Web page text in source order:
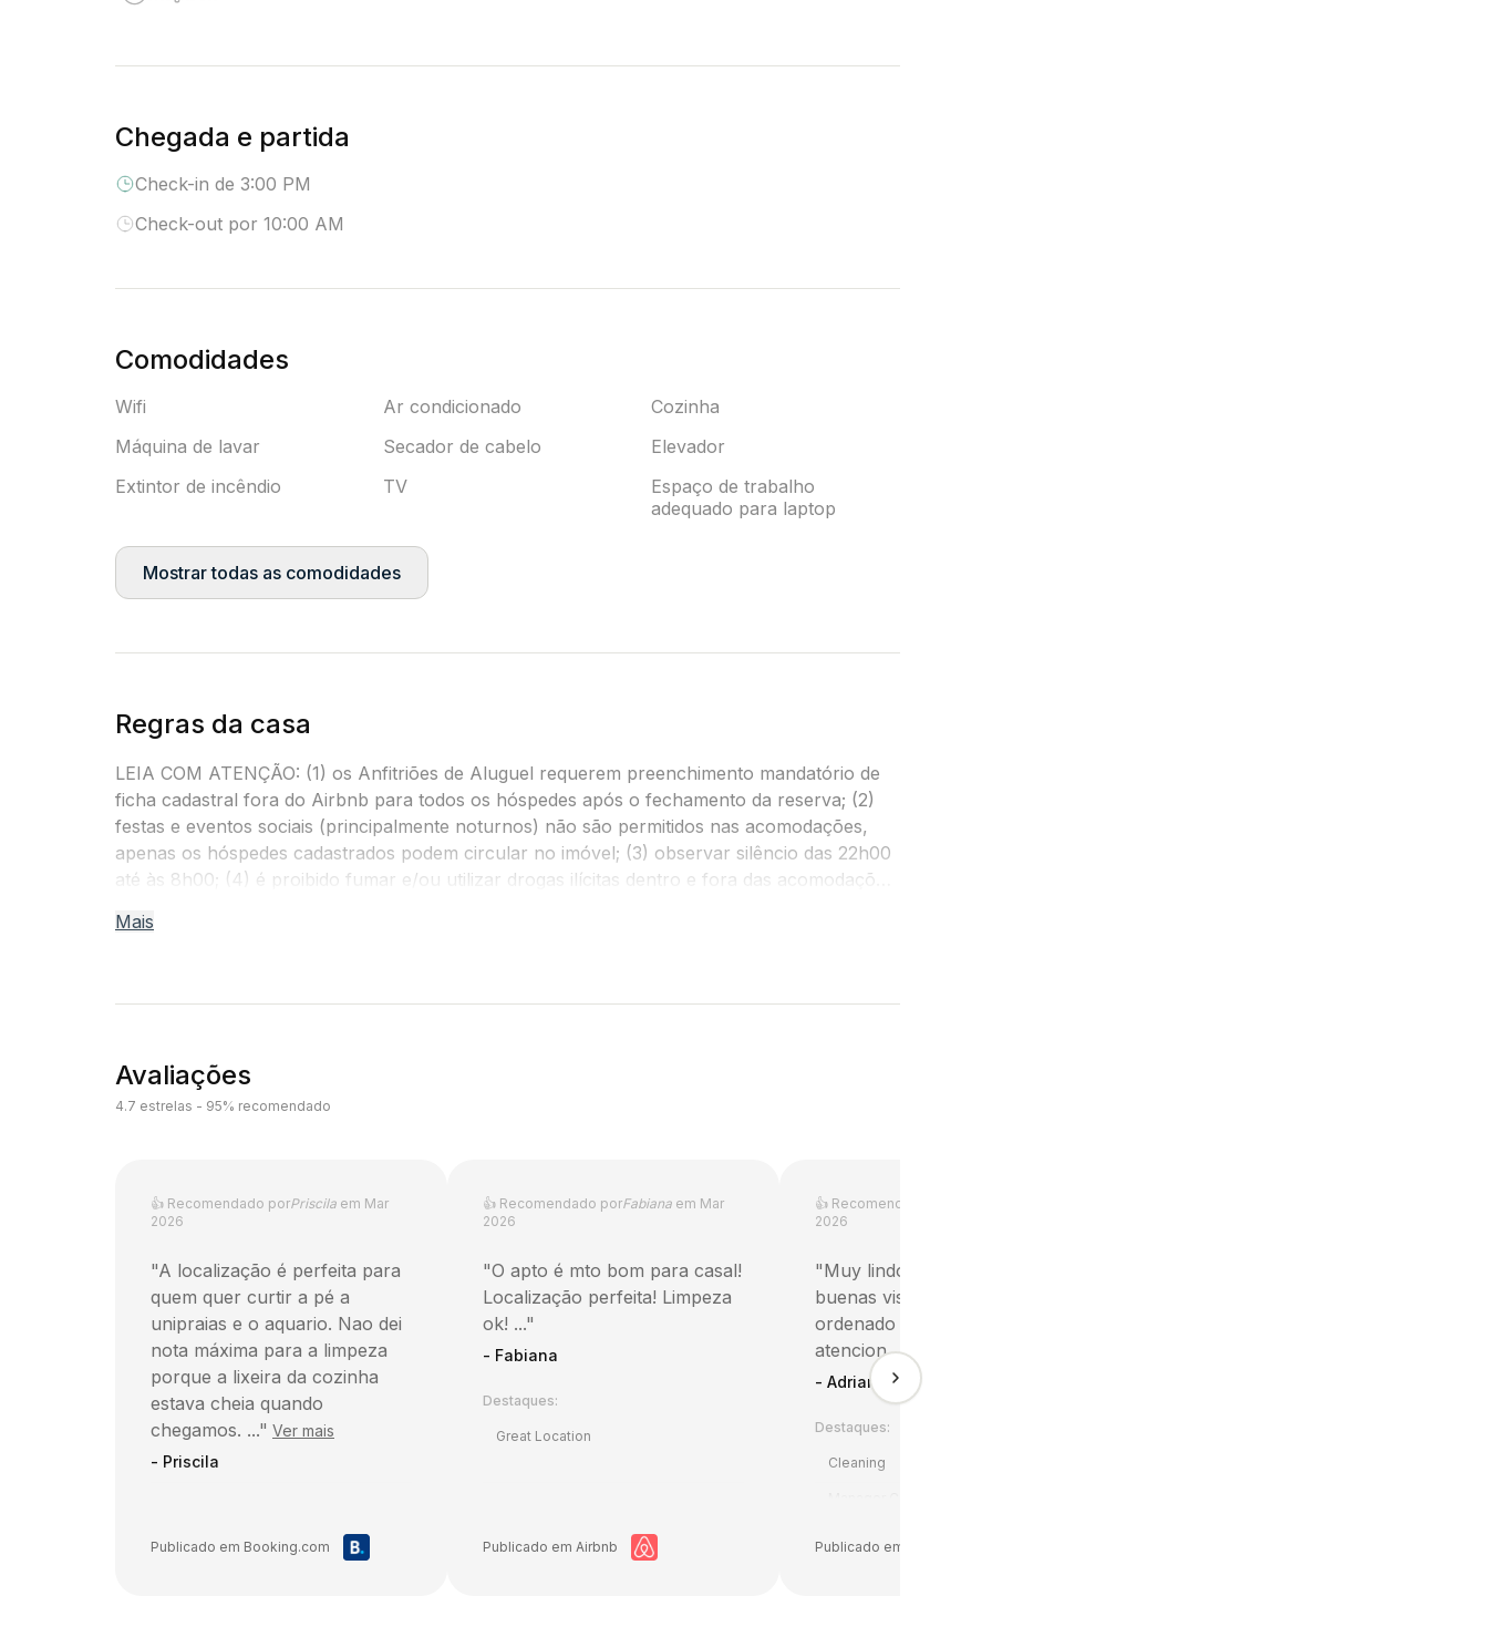
Chegada e partida
Check-in de 3:00 PM
Check-out por 10:00 AM
Comodidades
Wifi Ar condicionado
Cozinha
Máquina de lavar
Secador de cabelo
Elevador
Extintor de incêndio
TV
Espaço de trabalho
adequado para laptop
Mostrar todas as comodidades
Regras da casa
LEIA COM ATENÇÃO: (1) os Anfitriões de Aluguel requerem preenchimento mandatório de
ficha cadastral fora do Airbnb para todos os hóspedes após o fechamento da reserva; (2)
festas e eventos sociais (principalmente noturnos) não são permitidos nas acomodações,
apenas os hóspedes cadastrados podem circular no imóvel; (3) observar silêncio das 22h00
até às 8h00; (4) é proibido fumar e/ou utilizar drogas ilícitas dentro e fora das acomodações;
para encerrar sua estadia imediatamente e/ou realizar a cobrança por quaisquer danos,
Mais
Avaliações
4.7 estrelas - 95% recomendado
👍 Recomendado porPriscila em Mar
2026
"A localização é perfeita para
quem quer curtir a pé a
unipraias e o aquario. Nao dei
nota máxima para a limpeza
porque a lixeira da cozinha
estava cheia quando
chegamos. ..." Ver mais
- Priscila
Great Location Cleaning
Publicado em Booking.com
👍 Recomendado porFabiana em Mar
2026
"O apto é mto bom para casal!
Localização perfeita! Limpeza
ok! ..."
- Fabiana
Destaques:
Great Location
Publicado em Airbnb
👍 Recomendado por
2026
"Muy lindo departamento con
buenas vistas, limpio,
ordenado y muy buena
atencion. ..."
- Adrian
Destaques:
Cleaning
Publicado em